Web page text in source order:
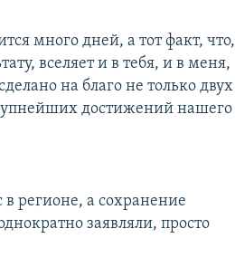
много дней, а тот факт, что,
вселяет и в тебя, и в меня,
на благо не только двух
достижений нашего
регионе, а сохранение
заявляли, просто